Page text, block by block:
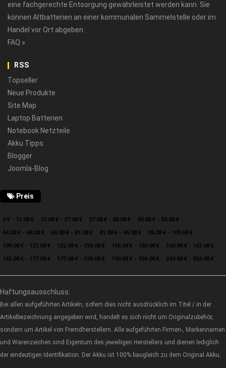
eine fachgerechte Entsorgung gewährleistet werden kann. Sie
können Altbatterien an einer kommunalen Sammelstelle oder im
Handel vor Ort abgeben.
FAQ »
RSS
Topseller
Neue Produkte
Site Map
Laptop Batterien
Notebook Netzteile
Akku Tipps
Blogger
Joomla-Blog
Preis
0 € - 13.08 € 13.08 € - 27.08 € 27.08 € - 40.08 €
40.08 € - 54.08 €
54.08 € - 68.08 €
68.08 € - 81.08 € 81.08 € - 95.08 €
95.08 € - 109.08 €
109.08 € - 122.08 €
122.08 € - 136.08 € 136.08 € - 150.08 €
150.08 € - 163.08 €
163.08 € - 177.08 €
177.08 € - 190.08 € 190.08 € - 204.08 € 204.08 € - 526.08 €
Haftungsausschluss:
Bei allen aufgeführten Artikeln, sofern dies nicht ausdrücklich im Titel / in der
Artikelbezeichnung angegeben wird, handelt es sich nicht um Originalzubehör,
sondern um Artikel von Fremdherstellern. Alle aufgeführten Firmen-, Markennamen
und Warenzeichen sind Eigentum des jeweiligen Herstellers und dienen lediglich
der eindeutigen Identifikation. Der Akku ist 100% baugleich zu dem Original Akku.